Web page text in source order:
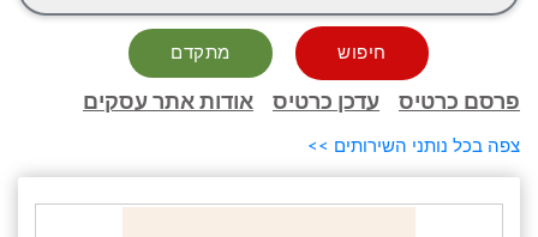
חיפוש מתקדם
פרסם כרטיס עדכן כרטיס אודות אתר עסקים
צפה בכל נותני השירותים >>